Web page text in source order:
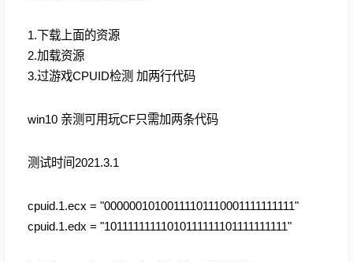
1.下载上面的资源
2.加载资源
3.过游戏CPUID检测 加两行代码
win10 亲测可用玩CF只需加两条代码
测试时间2021.3.1
cpuid.1.ecx = "00000010100111101110001111111111"
cpuid.1.edx = "10111111111010111111101111111111"